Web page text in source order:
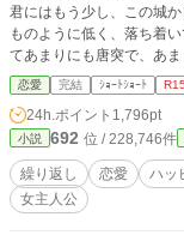
君にはもう少し、この城
ものように低く、落ち着
てあまりにも唐突で、あ
いう意味でございますか
だ。しばらくの間、君に
っくりと目を閉じた。指
の男の前で、自分が動揺
恋愛 完結 ｼｮｰﾄｼｮｰﾄ R15
24h.ポイント 1,796pt
小説 692 位 / 228,746件
繰り返し 恋愛 ハッ
女主人公